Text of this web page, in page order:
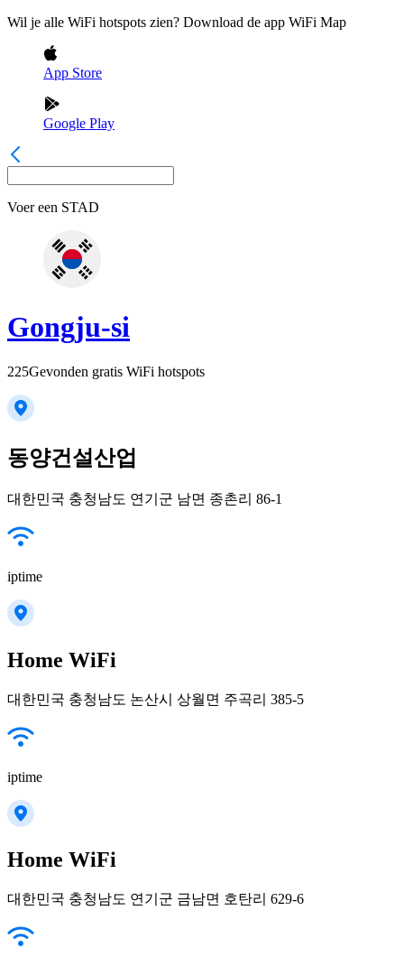
Wil je alle WiFi hotspots zien? Download de app WiFi Map
App Store
Google Play
Voer een STAD
Gongju-si
225Gevonden gratis WiFi hotspots
동양건설산업
대한민국 충청남도 연기군 남면 종촌리 86-1
iptime
Home WiFi
대한민국 충청남도 논산시 상월면 주곡리 385-5
iptime
Home WiFi
대한민국 충청남도 연기군 금남면 호탄리 629-6